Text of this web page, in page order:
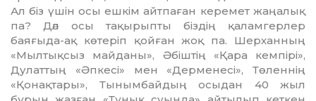
Ал біз үшін осы ешкім айтпаған керемет жаңалық
па? Дәл осы тақырыпты біздің қаламгерлер
баяғыда-ақ көтеріп қойған жоқ па. Шерханның
«Мылтықсыз май­даны», Әбіштің «Қара кемпірі»,
Дулаттың «Әпкесі» мен «Дер­менесі», Төленнің
«Қона­қтары», Тынымбайдың осыдан 40 жыл